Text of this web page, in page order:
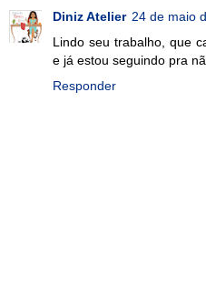
Diniz Atelier 24 de maio
Lindo seu trabalho, que
e já estou seguindo pra
Responder